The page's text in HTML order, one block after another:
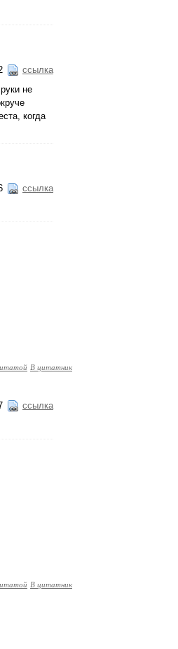
ссылка
не
когда
ссылка
В цитатник
ссылка
В цитатник